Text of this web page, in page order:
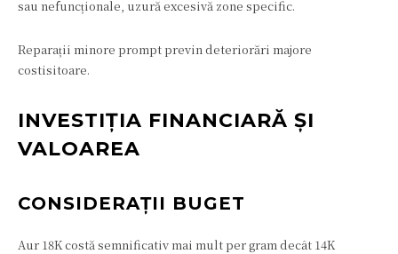
sau nefuncționale, uzură excesivă zone specific.
Reparații minore prompt previn deteriorări majore
costisitoare.
INVESTIȚIA FINANCIARĂ ȘI
VALOAREA
CONSIDERAȚII BUGET
Aur 18K costă semnificativ mai mult per gram decât 14K